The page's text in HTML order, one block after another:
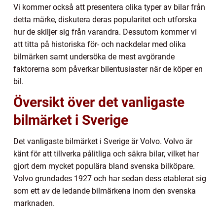
Vi kommer också att presentera olika typer av bilar från
detta märke, diskutera deras popularitet och utforska
hur de skiljer sig från varandra. Dessutom kommer vi
att titta på historiska för- och nackdelar med olika
bilmärken samt undersöka de mest avgörande
faktorerna som påverkar bilentusiaster när de köper en
bil.
Översikt över det vanligaste
bilmärket i Sverige
Det vanligaste bilmärket i Sverige är Volvo. Volvo är
känt för att tillverka pålitliga och säkra bilar, vilket har
gjort dem mycket populära bland svenska bilköpare.
Volvo grundades 1927 och har sedan dess etablerat sig
som ett av de ledande bilmärkena inom den svenska
marknaden.